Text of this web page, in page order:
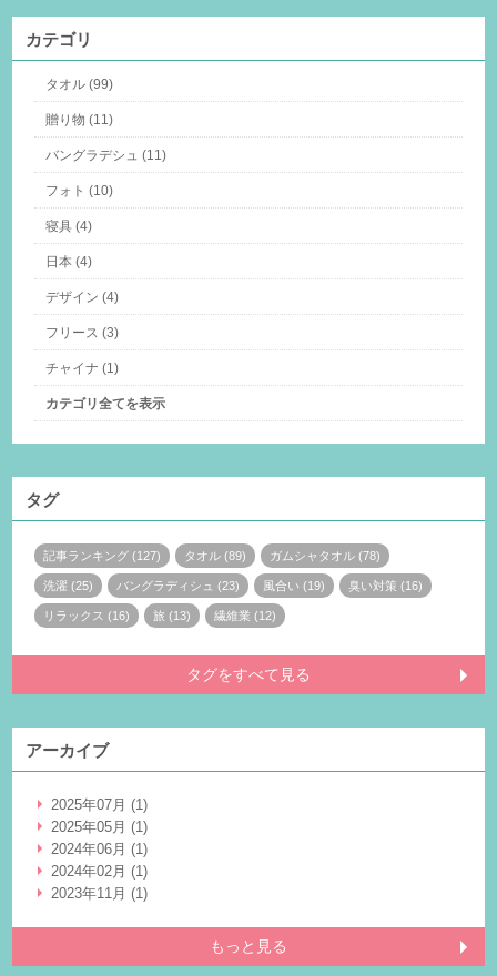
カテゴリ
タオル (99)
贈り物 (11)
バングラデシュ (11)
フォト (10)
寝具 (4)
日本 (4)
デザイン (4)
フリース (3)
チャイナ (1)
カテゴリ全てを表示
タグ
記事ランキング (127) タオル (89) ガムシャタオル (78)
洗濯 (25) バングラディシュ (23) 風合い (19) 臭い対策 (16)
リラックス (16) 旅 (13) 繊維業 (12)
タグをすべて見る
アーカイブ
2025年07月 (1)
2025年05月 (1)
2024年06月 (1)
2024年02月 (1)
2023年11月 (1)
もっと見る